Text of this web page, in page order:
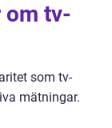
om tv-
som tv-
mätningar.